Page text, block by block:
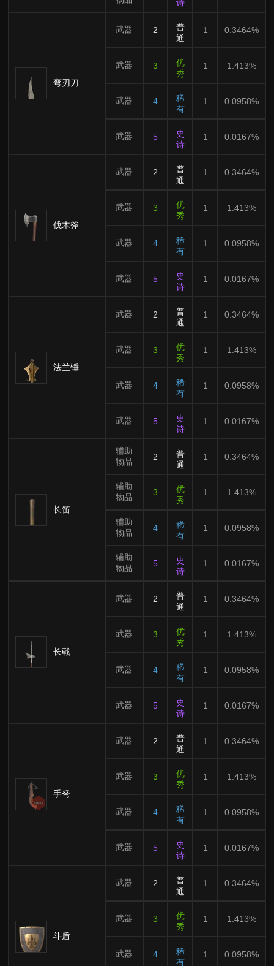
诗
弯刃刀
武器 2
普
通
1 0.3464%
武器 3
优
秀
1 1.413%
武器 4
稀
有
1 0.0958%
武器 5
史
诗
1 0.0167%
伐木斧
武器 2
普
通
1 0.3464%
武器 3
优
秀
1 1.413%
武器 4
稀
有
1 0.0958%
武器 5
史
诗
1 0.0167%
法兰锤
武器 2
普
通
1 0.3464%
武器 3
优
秀
1 1.413%
武器 4
稀
有
1 0.0958%
武器 5
史
诗
1 0.0167%
长笛
辅助
物品
2
普
通
1 0.3464%
辅助
物品
3
优
秀
1 1.413%
辅助
物品
4
稀
有
1 0.0958%
辅助
物品
5
史
诗
1 0.0167%
长戟
武器 2
普
通
1 0.3464%
武器 3
优
秀
1 1.413%
武器 4
稀
有
1 0.0958%
武器 5
史
诗
1 0.0167%
手弩
武器 2
普
通
1 0.3464%
武器 3
优
秀
1 1.413%
武器 4
稀
有
1 0.0958%
武器 5
史
诗
1 0.0167%
斗盾
武器 2
普
通
1 0.3464%
武器 3
优
秀
1 1.413%
武器 4
稀
有
1 0.0958%